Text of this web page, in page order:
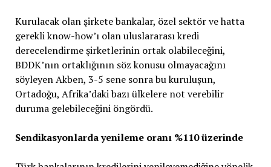
Kurulacak olan şirkete bankalar, özel sektör ve hatta
gerekli know-how’ı olan uluslararası kredi
derecelendirme şirketlerinin ortak olabileceğini,
BDDK’nın ortaklığının söz konusu olmayacağını
söyleyen Akben, 3-5 sene sonra bu kuruluşun,
Ortadoğu, Afrika’daki bazı ülkelere not verebilir
duruma gelebileceğini öngördü.
Sendikasyonlarda yenileme oranı %110 üzerinde